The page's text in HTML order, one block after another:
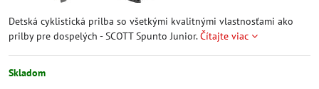
Detská cyklistická prilba so všetkými kvalitnými vlastnosťami ako
prilby pre dospelých - SCOTT Spunto Junior.Čítajte viac
Skladom